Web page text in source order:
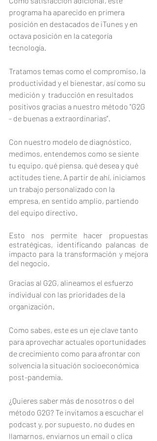
programa ha aparecido en primera
posición en destacados de iTunes y en
octava posición en la categoría
tecnología.
Tratamos temas como el compromiso, la
productividad y el bienestar, así como su
medición y  traducción en resultados
positivos gracias a nuestro método "G2G
- de buenas a extraordinarias".
Con nuestro modelo de diagnóstico,
medimos, entendemos como se siente
tu equipo, qué piensa, qué desea y qué
actitudes tiene. A partir de ahí, iniciamos
un trabajo personalizado con la
empresa, en sentido amplio, partiendo
del equipo directivo.
Esto nos permite hacer propuestas
estratégicas, identificando palancas de
impacto para la transformación y mejora
del negocio.
Gracias al G2G, alineamos el esfuerzo
individual con las prioridades de la
organización.
Como sabes, este es un eje clave tanto
para aprovechar actuales oportunidades
de crecimiento como para afrontar con
solvencia la situación socioeconómica
post-pandemia.
¿Quieres saber más de nosotros o del
método G2G? Te invitamos a escuchar el
podcast y, por supuesto, no dudes en
llamarnos, enviarnos un email o clica